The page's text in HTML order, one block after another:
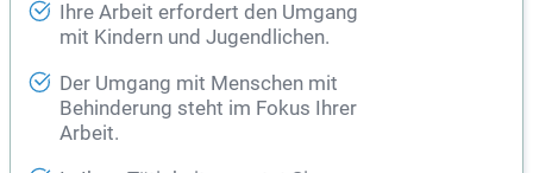
Ihre Arbeit erfordert den Umgang
mit Kindern und Jugendlichen.
Der Umgang mit Menschen mit
Behinderung steht im Fokus Ihrer
Arbeit.